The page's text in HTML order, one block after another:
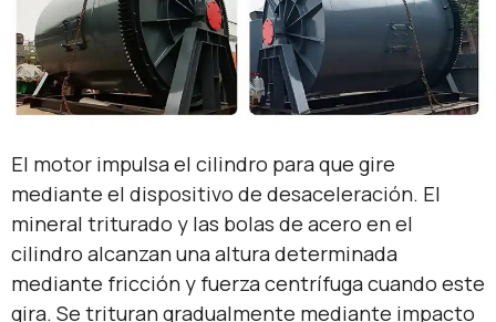
El motor impulsa el cilindro para que gire
mediante el dispositivo de desaceleración. El
mineral triturado y las bolas de acero en el
cilindro alcanzan una altura determinada
mediante fricción y fuerza centrífuga cuando este
gira. Se trituran gradualmente mediante impacto